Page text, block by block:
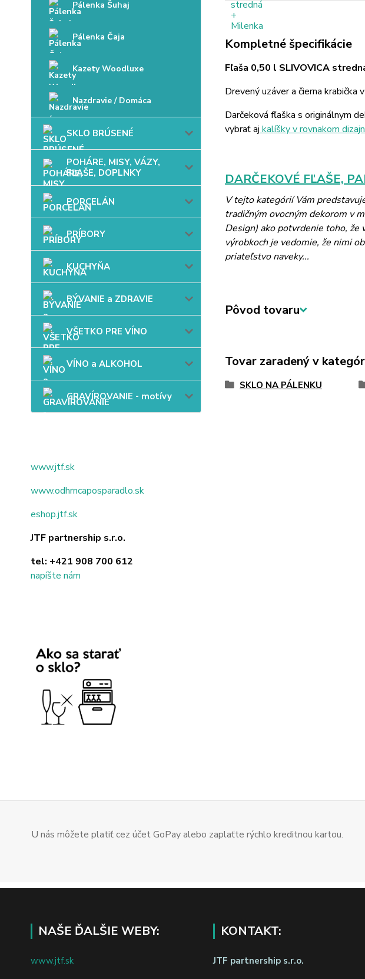
Pálenka Šuhaj
Pálenka Čaja
Kazety Woodluxe
Nazdravie / Domáca
SKLO BRÚSENÉ
POHÁRE, MISY, VÁZY,
FĽAŠE, DOPLNKY
PORCELÁN
PRÍBORY
KUCHYŇA
BÝVANIE a ZDRAVIE
VŠETKO PRE VÍNO
VÍNO a ALKOHOL
GRAVÍROVANIE - motívy
www.jtf.sk
www.odhrncaposparadlo.sk
eshop.jtf.sk
JTF partnership s.r.o.
tel: +421 908 700 612
napíšte nám
Kompletné špecifikácie
Fľaša 0,50 l SLIVOVICA
Drevený uzáver a čierna krabička
Darčeková fľaška s originálnym
vybrať aj kalíšky v rovnakom
DARČEKOVÉ FĽAŠE,
V tejto kategórií Vám
tradičným ovocným dekorom v
Design) ako potvrdenie toho, že
výrobkoch je vedomie, že nimi
priateľstvo naveky...
Pôvod tovaru
Tovar zaradený v
SKLO NA PÁLENKU
U nás môžete platiť cez účet GoPay alebo zaplaťte rýchlo kreditnou kartou.
NAŠE ĎALŠIE WEBY:
www.jtf.sk
KONTAKT:
JTF partnership s.r.o.